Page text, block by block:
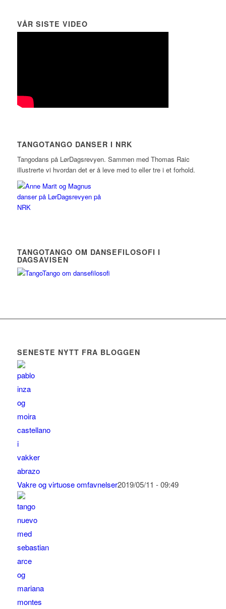
VÅR SISTE VIDEO
TANGOTANGO DANSER I NRK
Tangodans på LørDagsrevyen. Sammen med Thomas Raic
illustrerte vi hvordan det er å leve med to eller tre i et forhold.
TANGOTANGO OM DANSEFILOSOFI I
DAGSAVISEN
SENESTE NYTT FRA BLOGGEN
Vakre og virtuose omfavnelser2019/05/11 - 09:49